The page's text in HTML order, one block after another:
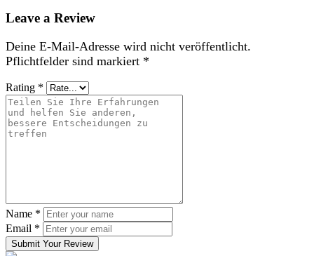
Leave a Review
Deine E-Mail-Adresse wird nicht veröffentlicht.
Pflichtfelder sind markiert *
Rating *
Name *
Email *
Submit Your Review